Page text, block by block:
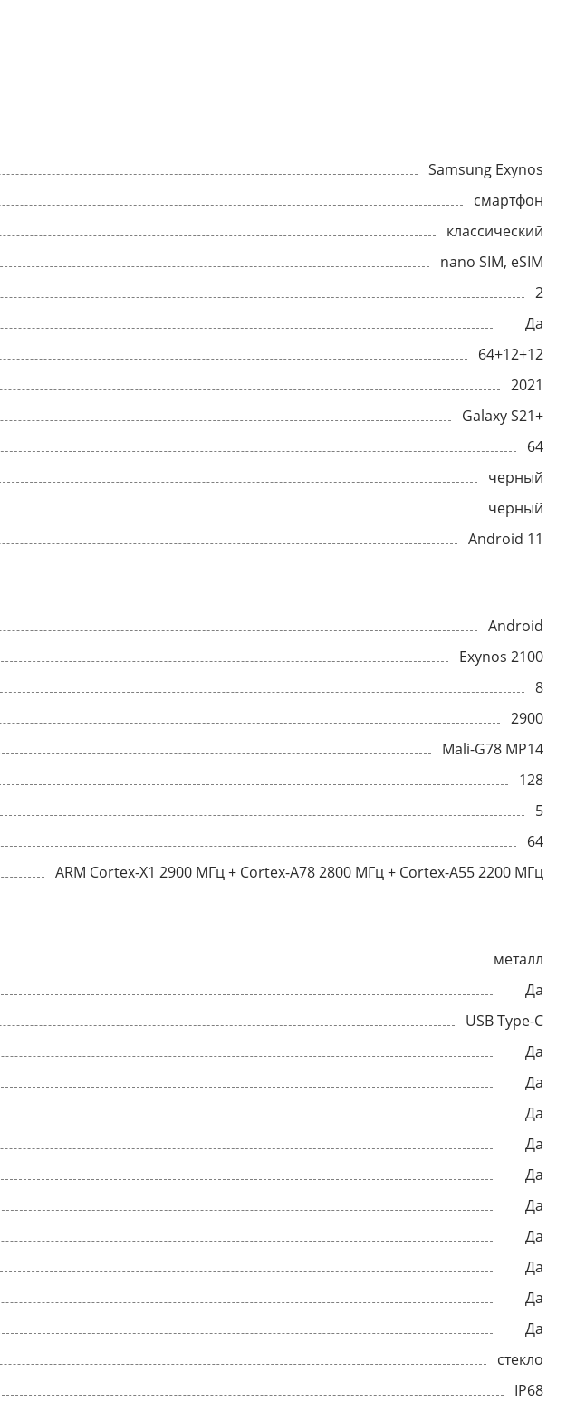
Samsung Exynos
смартфон
классический
nano SIM, eSIM
2
Да
64+12+12
2021
Galaxy S21+
64
черный
черный
Android 11
Android
Exynos 2100
8
2900
Mali-G78 MP14
128
5
64
ARM Cortex-X1 2900 МГц + Cortex-A78 2800 МГц + Cortex-A55 2200 МГц
металл
Да
USB Type-C
Да
Да
Да
Да
Да
Да
Да
Да
Да
Да
стекло
IP68